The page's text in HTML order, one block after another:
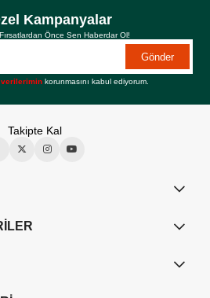
Kampanyalar
Önce Sen Haberdar Ol!
Gönder
korunmasını kabul ediyorum.
Takipte Kal